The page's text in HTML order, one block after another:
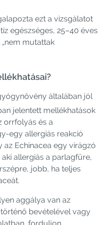
ezt a vizsgálatot
egészséges, 25–40 éves
mutattak
általában jól
jelentett mellékhatások
orrfolyás és a
egy allergiás reakció
az Echinacea egy virágzó
allergiás a parlagfűre,
jobb, ha teljes
aggálya van az
bevételével vagy